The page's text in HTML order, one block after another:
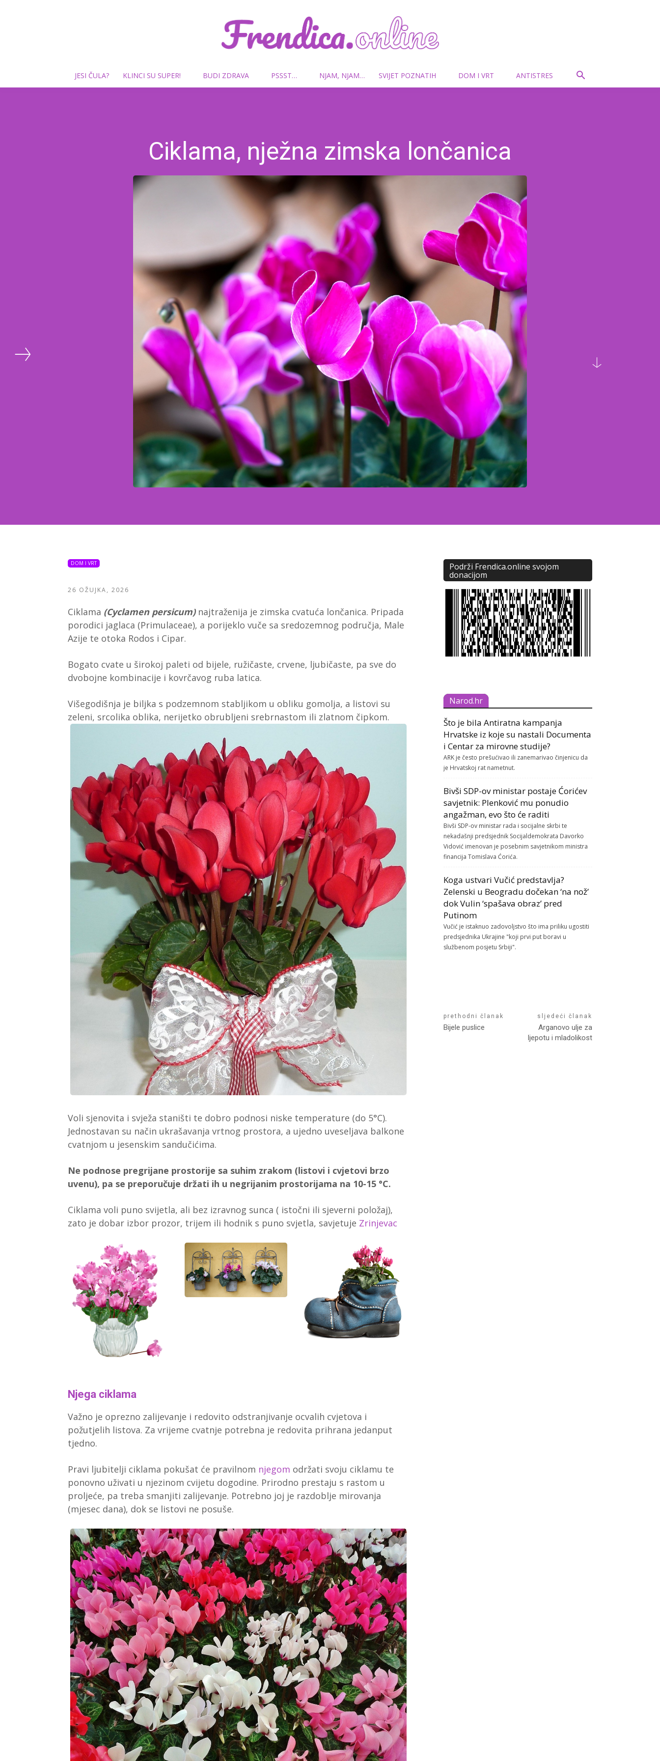
Frendica.online
JESI ČULA? KLINCI SU SUPER! BUDI ZDRAVA PSSST… NJAM, NJAM… SVIJET POZNATIH DOM I VRT ANTISTRES
Ciklama, nježna zimska lončanica
DOM I VRT
26 OŽUJKA, 2026
Ciklama (Cyclamen persicum)najtraženija je zimska cvatuća lončanica. Pripada
porodici jaglaca (Primulaceae), a porijeklo vuče sa sredozemnog područja, Male
Azije te otoka Rodos i Cipar.
Bogato cvate u širokoj paleti od bijele, ružičaste, crvene, ljubičaste, pa sve do
dvobojne kombinacije i kovrčavog ruba latica.
Višegodišnja je biljka s podzemnom stabljikom u obliku gomolja, a listovi su
zeleni, srcolika oblika, nerijetko obrubljeni srebrnastom ili zlatnom čipkom.
Voli sjenovita i svježa staništi te dobro podnosi niske temperature (do 5°C).
Jednostavan su način ukrašavanja vrtnog prostora, a ujedno uveseljava balkone
cvatnjom u jesenskim sandučićima.
Ne podnose pregrijane prostorije sa suhim zrakom (listovi i cvjetovi brzo
uvenu), pa se preporučuje držati ih u negrijanim prostorijama na 10-15 °C.
Ciklama voli puno svijetla, ali bez izravnog sunca ( istočni ili sjeverni položaj),
zato je dobar izbor prozor, trijem ili hodnik s puno svjetla, savjetuje Zrinjevac
Njega ciklama
Važno je oprezno zalijevanje i redovito odstranjivanje ocvalih cvjetova i
požutjelih listova. Za vrijeme cvatnje potrebna je redovita prihrana jedanput
tjedno.
Pravi ljubitelji ciklama pokušat će pravilnom njegom održati svoju ciklamu te
ponovno uživati u njezinom cvijetu dogodine. Prirodno prestaju s rastom u
proljeće, pa treba smanjiti zalijevanje. Potrebno joj je razdoblje mirovanja
(mjesec dana), dok se listovi ne posuše.
Podrži Frendica.online svojom
donacijom
Narod.hr
Što je bila Antiratna kampanja
Hrvatske iz koje su nastali Documenta
i Centar za mirovne studije?
ARK je često prešućivao ili zanemarivao činjenicu da
je Hrvatskoj rat nametnut.
Bivši SDP-ov ministar postaje Ćorićev
savjetnik: Plenković mu ponudio
angažman, evo što će raditi
Bivši SDP-ov ministar rada i socijalne skrbi te
nekadašnji predsjednik Socijaldemokrata Davorko
Vidović imenovan je posebnim savjetnikom ministra
financija Tomislava Ćorića.
Koga ustvari Vučić predstavlja?
Zelenski u Beogradu dočekan ‘na nož’
dok Vulin ‘spašava obraz’ pred
Putinom
Vučić je istaknuo zadovoljstvo što ima priliku ugostiti
predsjednika Ukrajine "koji prvi put boravi u
službenom posjetu Srbiji".
prethodni članak
Bijele puslice
sljedeći članak
Arganovo ulje za
ljepotu i mladolikost